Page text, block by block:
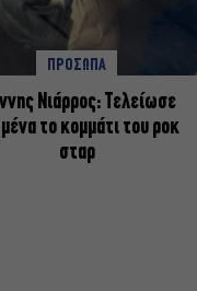
ΠΡΟΣΩΠΑ
Νιάρρος: Τελείωσε
το κομμάτι του ροκ
σταρ